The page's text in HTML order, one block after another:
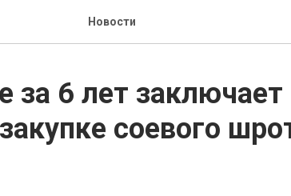
Новости
за 6 лет заключает
соевого